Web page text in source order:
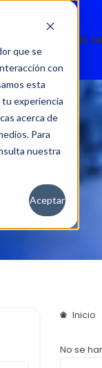
que se
con
esta
tu experiencia
acerca de
Para
nuestra
Aceptar
Servicio
Inicio
No se